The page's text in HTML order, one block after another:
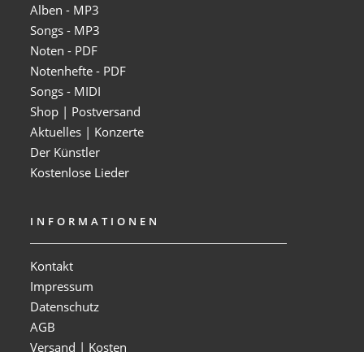
Alben - MP3
Songs - MP3
Noten - PDF
Notenhefte - PDF
Songs - MIDI
Shop | Postversand
Aktuelles | Konzerte
Der Künstler
Kostenlose Lieder
INFORMATIONEN
Kontakt
Impressum
Datenschutz
AGB
Versand | Kosten